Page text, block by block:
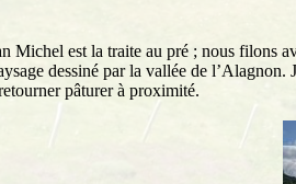
Michel est la traite au pré ; nous filons
dessiné par la vallée de
pâturer à proximité.